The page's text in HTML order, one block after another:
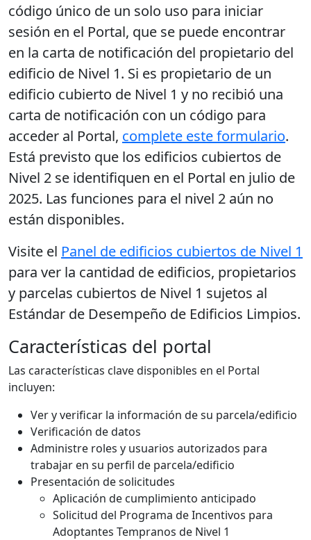
código único de un solo uso para iniciar
sesión en el Portal, que se puede encontrar
en la carta de notificación del propietario del
edificio de Nivel 1. Si es propietario de un
edificio cubierto de Nivel 1 y no recibió una
carta de notificación con un código para
acceder al Portal, complete este formulario.
Está previsto que los edificios cubiertos de
Nivel 2 se identifiquen en el Portal en julio de
2025. Las funciones para el nivel 2 aún no
están disponibles.
Visite el Panel de edificios cubiertos de Nivel 1
para ver la cantidad de edificios, propietarios
y parcelas cubiertos de Nivel 1 sujetos al
Estándar de Desempeño de Edificios Limpios.
Características del portal
Las características clave disponibles en el Portal
incluyen:
Ver y verificar la información de su parcela/edificio
Verificación de datos
Administre roles y usuarios autorizados para
trabajar en su perfil de parcela/edificio
Presentación de solicitudes
Aplicación de cumplimiento anticipado
Solicitud del Programa de Incentivos para
Adoptantes Tempranos de Nivel 1